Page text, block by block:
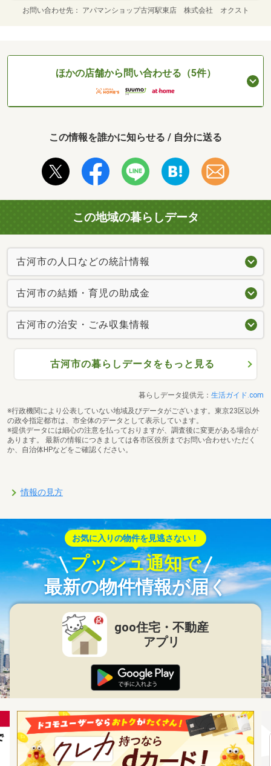
お問い合わせ先 アパマンショップ古河駅東店 株式会社 オクスト
ほかの店舗から問い合わせる（5件）
この情報を誰かに知らせる / 自分に送る
この地域の暮らしデータ
古河市の人口などの統計情報
古河市の結婚・育児の助成金
古河市の治安・ごみ収集情報
古河市の暮らしデータをもっと見る
暮らしデータ提供元： 生活ガイド.com
※行政機関により公表していない地域及びデータがございます。東京23区以外
の政令指定都市は、市全体のデータとして表示しています。
※提供データには細心の注意を払っておりますが、調査後に変更がある場合が
あります。 最新の情報につきましては各市区役所までお問い合わせいただく
か、自治体HPなどをご確認ください。
情報の見方
お気に入りの物件を見逃さない！
プッシュ通知で
最新の物件情報が届く
goo住宅・不動産
アプリ